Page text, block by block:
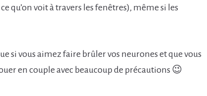
qu’on voit à travers les fenêtres), même si les
si vous aimez faire brûler vos neurones et que vous
en couple avec beaucoup de précautions 😉